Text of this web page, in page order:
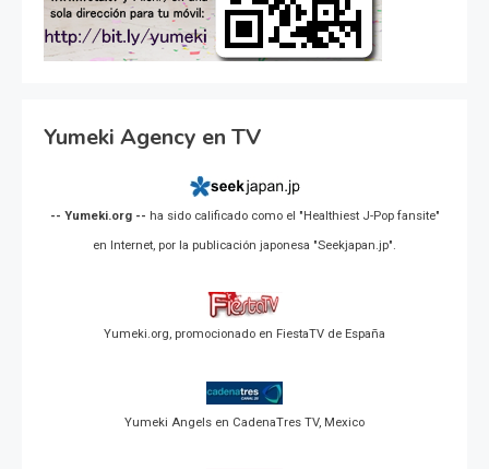
Yumeki Agency en TV
-- Yumeki.org -- ha sido calificado como el "Healthiest J-Pop fansite"
en Internet, por la publicación japonesa "Seekjapan.jp".
Yumeki.org, promocionado en FiestaTV de España
Yumeki Angels en CadenaTres TV, Mexico